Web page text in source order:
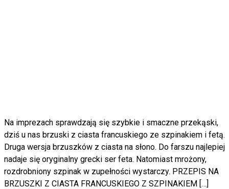
Na imprezach sprawdzają się szybkie i smaczne przekąski,
dziś u nas brzuski z ciasta francuskiego ze szpinakiem i fetą.
Druga wersja brzuszków z ciasta na słono. Do farszu najlepiej
nadaje się oryginalny grecki ser feta. Natomiast mrożony,
rozdrobniony szpinak w zupełności wystarczy. PRZEPIS NA
BRZUSZKI Z CIASTA FRANCUSKIEGO Z SZPINAKIEM […]